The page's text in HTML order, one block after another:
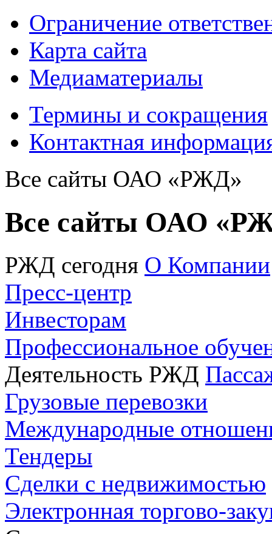
Ограничение
Карта сайта
Медиаматериалы
Термины и сокращения
Контактная
Все сайты ОАО «РЖД»
Все сайты ОАО
РЖД сегодня О Компании
Пресс-центр
Инвесторам
Профессиональное
Деятельность РЖД
Грузовые перевозки
Международные
Тендеры
Сделки с недвижимостью
Электронная торгово-